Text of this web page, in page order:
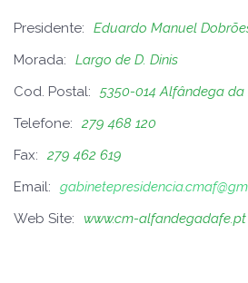
Presidente: Eduardo Manuel
Morada:
Largo de D. Dinis
Cod. Postal:
5350-014 Alfândega da
Telefone:
279 468 120
Fax:
279 462 619
Email:
Web Site:
www.cm-alfandegadafe.pt